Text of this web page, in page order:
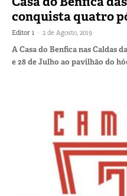
conquista quatro
Editor 1 - 2 de Agosto, 2019
A Casa do Benfica nas Caldas
e 28 de Julho ao pavilhão do